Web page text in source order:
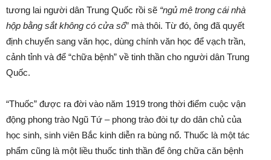
tương lai người dân Trung Quốc rồi sẽ “ngủ mê trong cái nhà
hộp bằng sắt không có cửa sổ” mà thôi. Từ đó, ông đã quyết
định chuyển sang văn học, dùng chính văn học để vạch trần,
cảnh tỉnh và để “chữa bệnh” về tinh thần cho người dân Trung
Quốc.
“Thuốc” được ra đời vào năm 1919 trong thời điểm cuộc vận
động phong trào Ngũ Tứ – phong trào đòi tự do dân chủ của
học sinh, sinh viên Bắc kinh diễn ra bùng nổ. Thuốc là một tác
phẩm cũng là một liều thuốc tinh thần để ông chữa căn bệnh